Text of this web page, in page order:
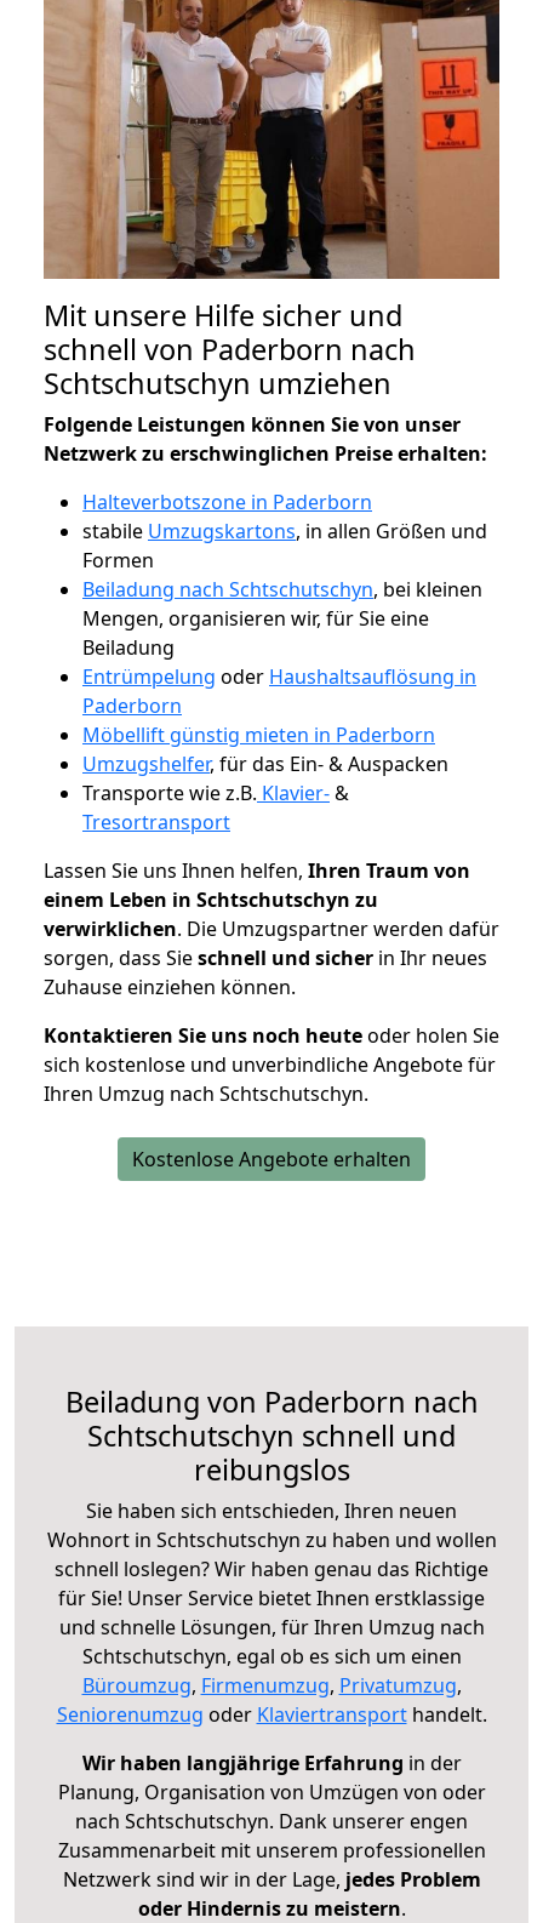
Mit unsere Hilfe sicher und
schnell von Paderborn nach
Schtschutschyn umziehen
Folgende Leistungen können Sie von unser
Netzwerk zu erschwinglichen Preise erhalten:
Halteverbotszone in Paderborn
stabile Umzugskartons, in allen Größen und
Formen
Beiladung nach Schtschutschyn, bei kleinen
Mengen, organisieren wir, für Sie eine
Beiladung
Entrümpelung oder Haushaltsauflösung in
Paderborn
Möbellift günstig mieten in Paderborn
Umzugshelfer, für das Ein- & Auspacken
Transporte wie z.B. Klavier-&
Tresortransport
Lassen Sie uns Ihnen helfen, Ihren Traum von
einem Leben in Schtschutschyn zu
verwirklichen. Die Umzugspartner werden dafür
sorgen, dass Sieschnell und sicher in Ihr neues
Zuhause einziehen können.
Kontaktieren Sie uns noch heuteoder holen Sie
sich kostenlose und unverbindliche Angebote für
Ihren Umzug nach Schtschutschyn.
Kostenlose Angebote erhalten
Beiladung von Paderborn nach
Schtschutschyn schnell und
reibungslos
Sie haben sich entschieden, Ihren neuen
Wohnort in Schtschutschyn zu haben und wollen
schnell loslegen? Wir haben genau das Richtige
für Sie! Unser Service bietet Ihnen erstklassige
und schnelle Lösungen, für Ihren Umzug nach
Schtschutschyn, egal ob es sich um einen
Büroumzug, Firmenumzug, Privatumzug,
Seniorenumzug oder Klaviertransporthandelt.
Wir haben langjährige Erfahrung in der
Planung, Organisation von Umzügen von oder
nach Schtschutschyn. Dank unserer engen
Zusammenarbeit mit unserem professionellen
Netzwerk sind wir in der Lage, jedes Problem
oder Hindernis zu meistern.